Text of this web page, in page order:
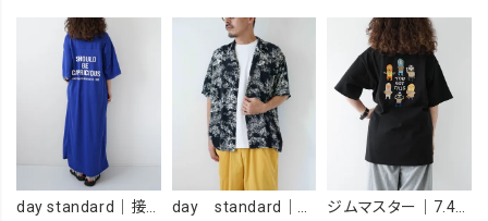
ジムマスター｜7.4OZ YOU GOT THIS 刺繍Tee [[G721707]][D]